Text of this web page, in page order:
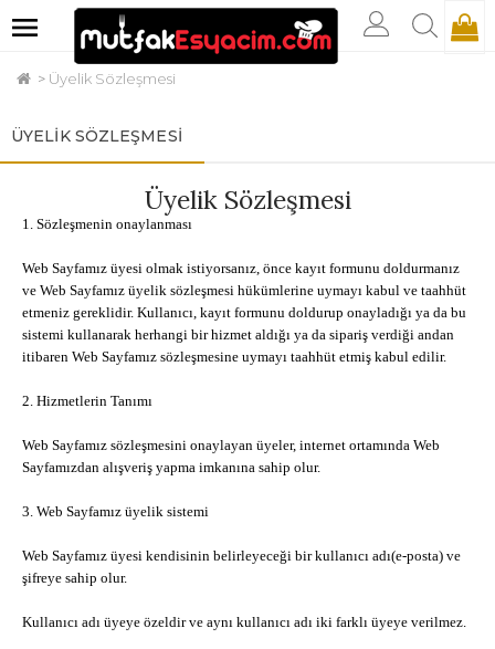
Üyelik Sözleşmesi
ÜYELIK SÖZLEŞMESI
Üyelik Sözleşmesi
1. Sözleşmenin onaylanması
Web Sayfamız üyesi olmak istiyorsanız, önce kayıt formunu doldurmanız
ve Web Sayfamız üyelik sözleşmesi hükümlerine uymayı kabul ve taahhüt
etmeniz gereklidir. Kullanıcı, kayıt formunu doldurup onayladığı ya da bu
sistemi kullanarak herhangi bir hizmet aldığı ya da sipariş verdiği andan
itibaren Web Sayfamız sözleşmesine uymayı taahhüt etmiş kabul edilir.
2. Hizmetlerin Tanımı
Web Sayfamız sözleşmesini onaylayan üyeler, internet ortamında Web
Sayfamızdan alışveriş yapma imkanına sahip olur.
3. Web Sayfamız üyelik sistemi
Web Sayfamız üyesi kendisinin belirleyeceği bir kullanıcı adı(e-posta) ve
şifreye sahip olur.
Kullanıcı adı üyeye özeldir ve aynı kullanıcı adı iki farklı üyeye verilmez.